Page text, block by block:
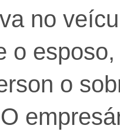
no
o
o